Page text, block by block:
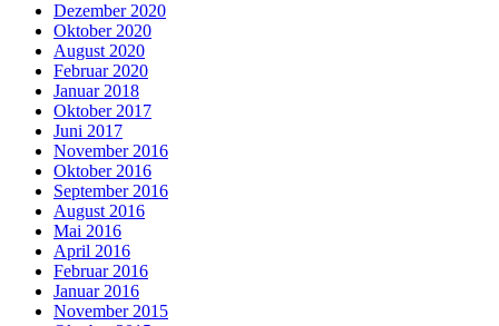
Dezember 2020
Oktober 2020
August 2020
Februar 2020
Januar 2018
Oktober 2017
Juni 2017
November 2016
Oktober 2016
September 2016
August 2016
Mai 2016
April 2016
Februar 2016
Januar 2016
November 2015